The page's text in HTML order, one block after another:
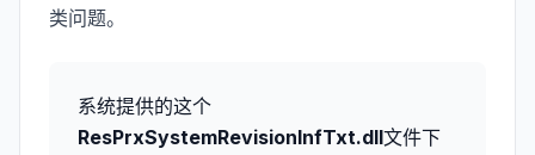
类问题。
系统提供的这个
ResPrxSystemRevisionInfTxt.dll文件下